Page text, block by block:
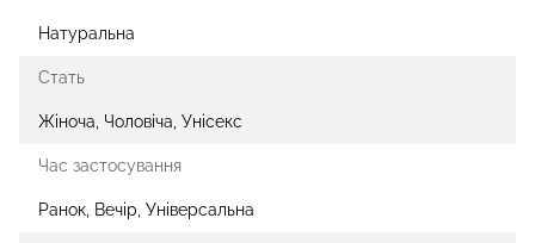
Натуральна
Стать
Жіноча, Чоловіча, Унісекс
Час застосування
Ранок, Вечір, Універсальна